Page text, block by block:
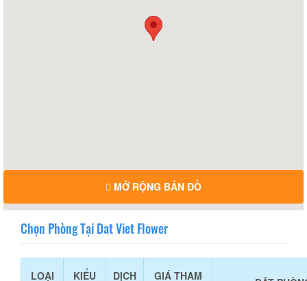
MỞ RỘNG BẢN ĐỒ
Chọn Phòng Tại Dat Viet Flower
LOẠI
KIỂU
DỊCH
GIÁ THAM